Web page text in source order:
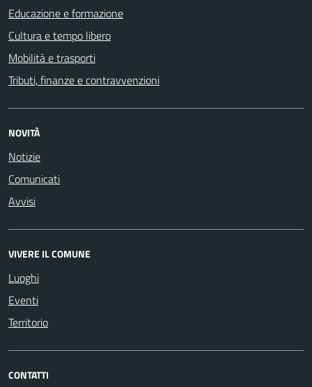
Educazione e formazione
Cultura e tempo libero
Mobilità e trasporti
Tributi, finanze e contravvenzioni
NOVITÀ
Notizie
Comunicati
Avvisi
VIVERE IL COMUNE
Luoghi
Eventi
Territorio
CONTATTI